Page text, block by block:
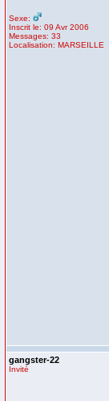
Sexe:
Inscrit le: 09 Avr 2006
Messages: 33
Localisation: MARSEILLE
gangster-22
Invité